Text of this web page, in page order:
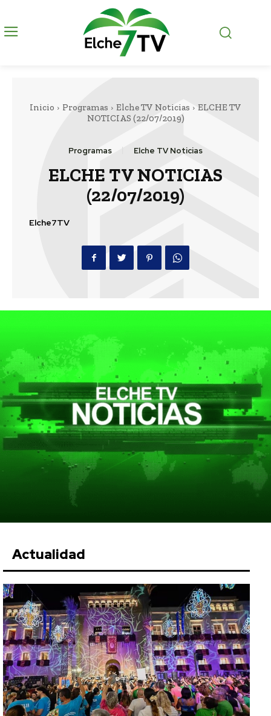
Inicio Programas Elche TV Noticias
ELCHE TV
NOTICIAS (22/07/2019)
Programas Elche TV Noticias
ELCHE TV NOTICIAS
(22/07/2019)
Elche7TV
Actualidad